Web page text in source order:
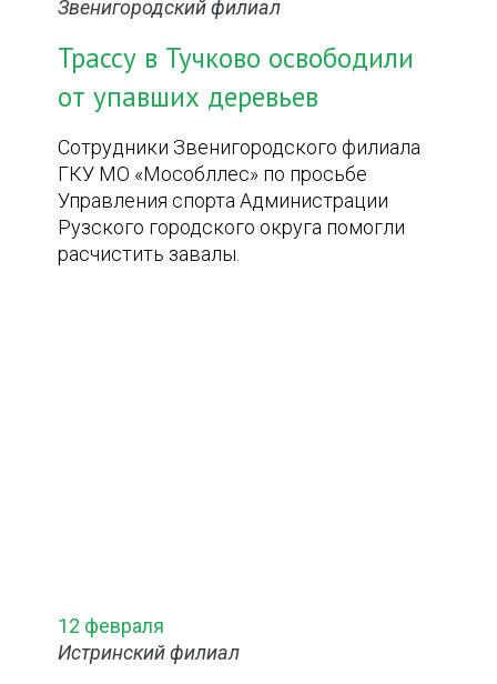
Звенигородский филиал
Трассу в Тучково освободили
от упавших деревьев
Сотрудники Звенигородского филиала
ГКУ МО «Мособллес» по просьбе
Управления спорта Администрации
Рузского городского округа помогли
расчистить завалы.
12 февраля
Истринский филиал